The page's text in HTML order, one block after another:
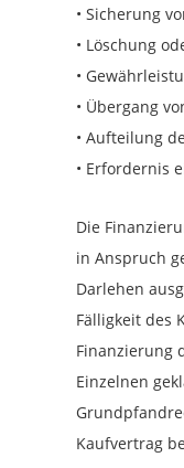
• Sicherung
• Löschung
•
• Übergang
• Aufteilung
• Erfordernis
Die
in Anspruch
Darlehen
Fälligkeit des
Finanzierung
Einzelnen
Kaufvertrag